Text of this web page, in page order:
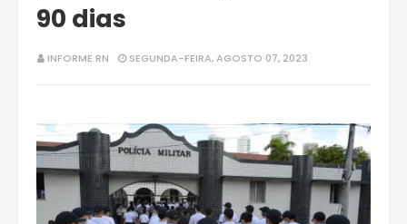
90 dias
INFORME RN SEGUNDA-FEIRA, AGOSTO 07, 2023